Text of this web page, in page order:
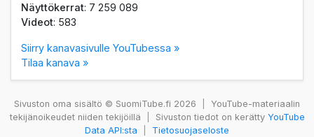
Näyttökerrat: 7 259 089
Videot: 583
Siirry kanavasivulle YouTubessa »
Tilaa kanava »
Sivuston oma sisältö © SuomiTube.fi 2026
YouTube-materiaalin
tekijänoikeudet niiden tekijöillä
Sivuston tiedot on kerätty YouTube
Data API:sta
Tietosuojaseloste